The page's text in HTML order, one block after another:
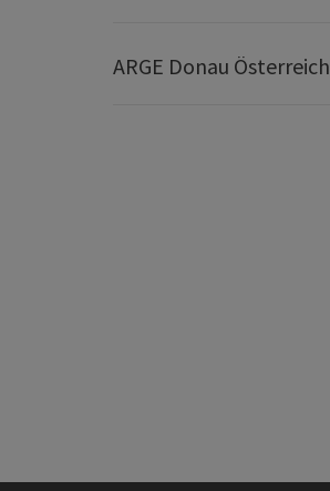
ARGE Donau Österreich